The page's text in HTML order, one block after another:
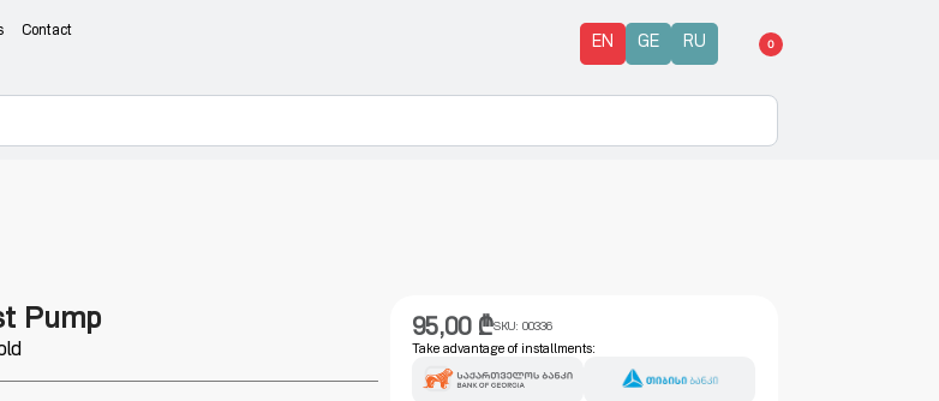
Contact
EN GE RU 0
Pump 95,00 ₾SKU: 00336
Take advantage of installments: